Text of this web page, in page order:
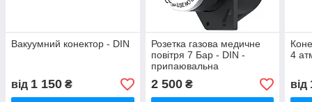
Вакуумний конектор - DIN
від 1 150 ₴
Розетка газова медичне
повітря 7 Бар - DIN -
припаювальна
2 500₴
4
від